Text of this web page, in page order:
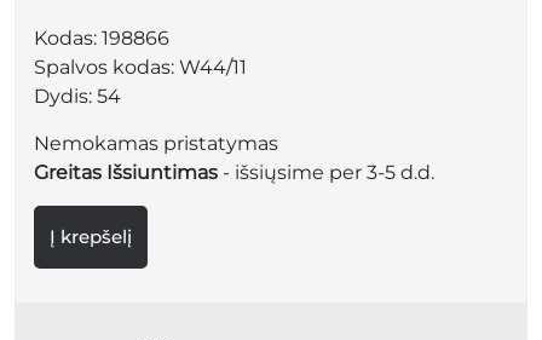
Kodas: 198866
Spalvos kodas: W44/11
Dydis: 54
Nemokamas pristatymas
Greitas Išsiuntimas - išsiųsime per 3-5 d.d.
Į krepšelį